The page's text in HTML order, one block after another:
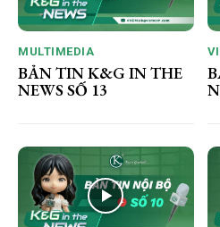
MULTIMEDIA
BẢN TIN K&G IN THE
NEWS SỐ 13